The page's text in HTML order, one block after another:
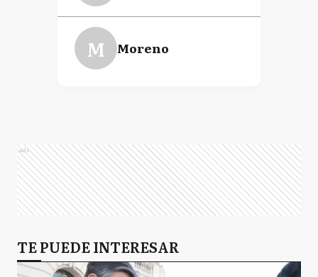
M Moreno
Ads
TE PUEDE INTERESAR